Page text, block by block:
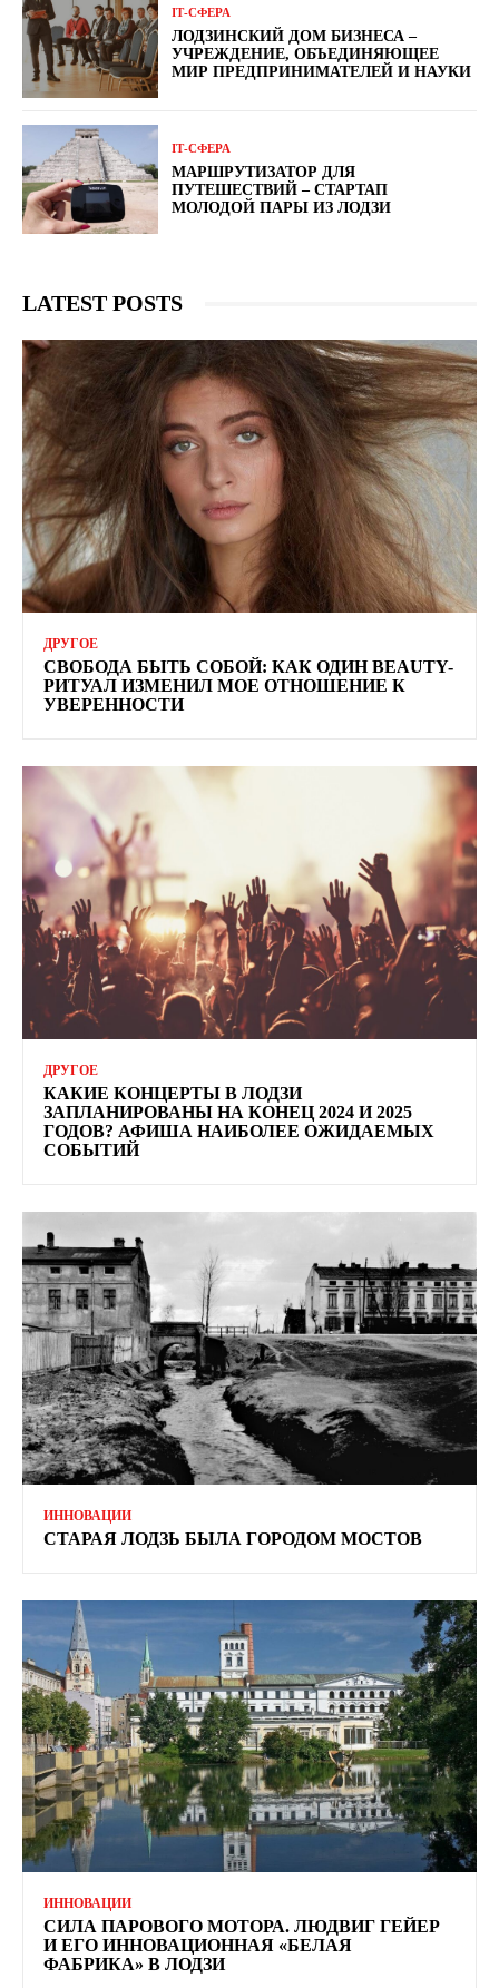
ІТ-СФЕРА
ЛОДЗИНСКИЙ ДОМ БИЗНЕСА –
УЧРЕЖДЕНИЕ, ОБЪЕДИНЯЮЩЕЕ
МИР ПРЕДПРИНИМАТЕЛЕЙ И НАУКИ
ІТ-СФЕРА
МАРШРУТИЗАТОР ДЛЯ
ПУТЕШЕСТВИЙ – СТАРТАП
МОЛОДОЙ ПАРЫ ИЗ ЛОДЗИ
LATEST POSTS
ДРУГОЕ
СВОБОДА БЫТЬ СОБОЙ: КАК ОДИН BEAUTY-
РИТУАЛ ИЗМЕНИЛ МОЕ ОТНОШЕНИЕ К
УВЕРЕННОСТИ
ДРУГОЕ
КАКИЕ КОНЦЕРТЫ В ЛОДЗИ
ЗАПЛАНИРОВАНЫ НА КОНЕЦ 2024 И 2025
ГОДОВ? АФИША НАИБОЛЕЕ ОЖИДАЕМЫХ
СОБЫТИЙ
ИННОВАЦИИ
СТАРАЯ ЛОДЗЬ БЫЛА ГОРОДОМ МОСТОВ
ИННОВАЦИИ
СИЛА ПАРОВОГО МОТОРА. ЛЮДВИГ ГЕЙЕР
И ЕГО ИННОВАЦИОННАЯ «БЕЛАЯ
ФАБРИКА» В ЛОДЗИ